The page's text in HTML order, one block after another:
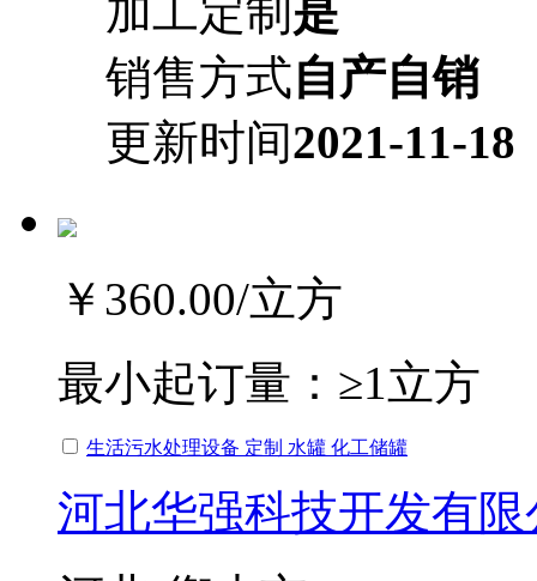
加工定制 是
销售方式自产自销
更新时间2021-11-18
￥360.00/立方
最小起订量： ≥1立方
生活污水处理设备 定制 水罐 化工储罐
河北华强科技开发有限